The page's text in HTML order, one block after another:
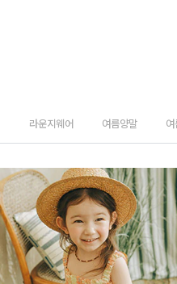
라운지웨어 여름양말